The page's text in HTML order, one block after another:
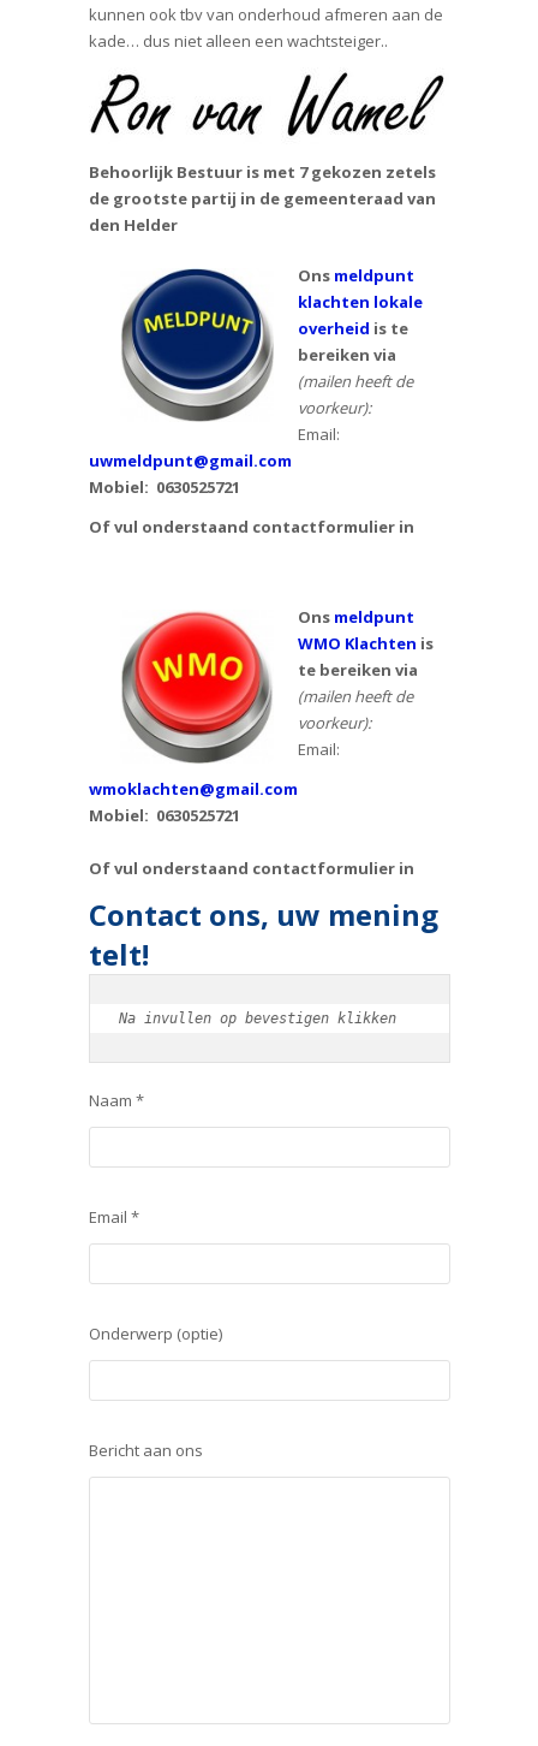
kunnen ook tbv van onderhoud afmeren aan de
kade… dus niet alleen een wachtsteiger..
Behoorlijk Bestuur is met 7 gekozen zetels
de grootste partij in de gemeenteraad van
den Helder
Ons meldpunt
klachten lokale
overheid is te
bereiken via
(mailen heeft de
voorkeur):
Email:
uwmeldpunt@gmail.com
Mobiel: 0630525721
Of vul onderstaand contactformulier in
Ons meldpunt
WMO Klachten is
te bereiken via
(mailen heeft de
voorkeur):
Email:
wmoklachten@gmail.com
Mobiel: 0630525721
Of vul onderstaand contactformulier in
Contact ons, uw mening
telt!
Na invullen op bevestigen klikken
Naam *
Email *
Onderwerp (optie)
Bericht aan ons